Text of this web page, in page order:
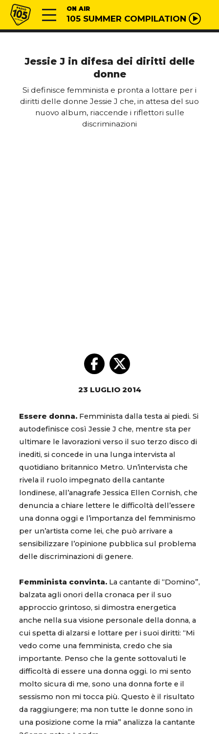
Vai al contenuto
Radio 105 ON AIR
105 SUMMER COMPILATION
Jessie J in difesa dei diritti delle
donne
Si definisce femminista e pronta a lottare per i
diritti delle donne Jessie J che, in attesa del suo
nuovo album, riaccende i riflettori sulle
discriminazioni
23 LUGLIO 2014
Essere donna. Femminista dalla testa ai piedi. Si
autodefinisce così Jessie J che, mentre sta per
ultimare le lavorazioni verso il suo terzo disco di
inediti, si concede in una lunga intervista al
quotidiano britannico Metro. Un’intervista che
rivela il ruolo impegnato della cantante
londinese, all’anagrafe Jessica Ellen Cornish, che
denuncia a chiare lettere le difficoltà dell’essere
una donna oggi e l’importanza del femminismo
per un’artista come lei, che può arrivare a
sensibilizzare l’opinione pubblica sul problema
delle discriminazioni di genere.
Femminista convinta. La cantante di “Domino”,
balzata agli onori della cronaca per il suo
approccio grintoso, si dimostra energetica
anche nella sua visione personale della donna, a
cui spetta di alzarsi e lottare per i suoi diritti: “Mi
vedo come una femminista, credo che sia
importante. Penso che la gente sottovaluti le
difficoltà di essere una donna oggi. Io mi sento
molto sicura di me, sono una donna forte e il
sessismo non mi tocca più. Questo è il risultato
da raggiungere; ma non tutte le donne sono in
una posizione come la mia” analizza la cantante